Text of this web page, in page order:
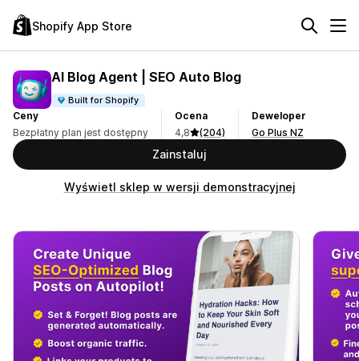
Shopify App Store
AI Blog Agent | SEO Auto Blog
Built for Shopify
Ceny
Bezpłatny plan jest dostępny
Ocena
4,8
(204)
Deweloper
Go Plus NZ
Zainstaluj
Wyświetl sklep w wersji demonstracyjnej